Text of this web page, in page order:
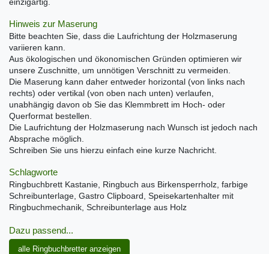
einzigartig.
Hinweis zur Maserung
Bitte beachten Sie, dass die Laufrichtung der Holzmaserung
variieren kann.
Aus ökologischen und ökonomischen Gründen optimieren wir
unsere Zuschnitte, um unnötigen Verschnitt zu vermeiden.
Die Maserung kann daher entweder horizontal (von links nach
rechts) oder vertikal (von oben nach unten) verlaufen,
unabhängig davon ob Sie das Klemmbrett im Hoch- oder
Querformat bestellen.
Die Laufrichtung der Holzmaserung nach Wunsch ist jedoch nach
Absprache möglich.
Schreiben Sie uns hierzu einfach eine kurze Nachricht.
Schlagworte
Ringbuchbrett Kastanie, Ringbuch aus Birkensperrholz, farbige
Schreibunterlage, Gastro Clipboard, Speisekartenhalter mit
Ringbuchmechanik, Schreibunterlage aus Holz
Dazu passend...
alle Ringbuchbretter anzeigen